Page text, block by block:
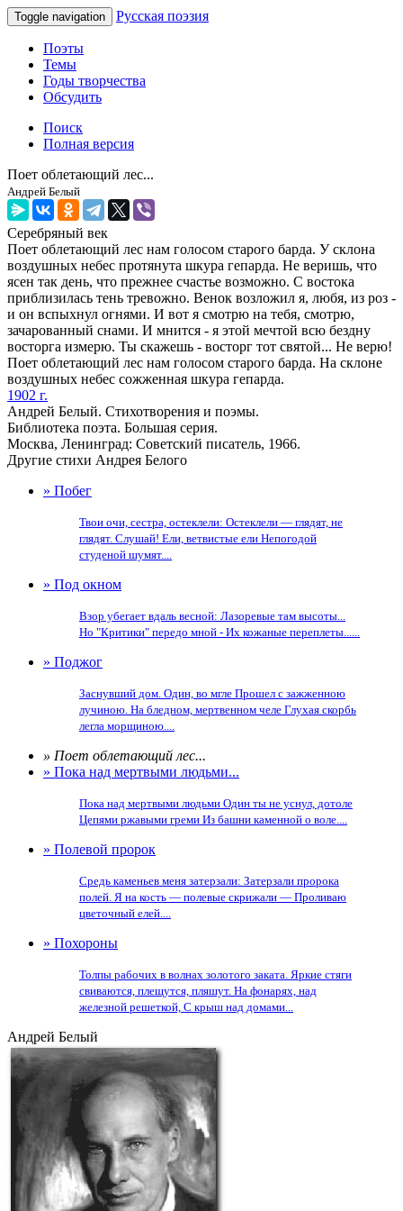
Toggle navigation Русская поэзия
Поэты
Темы
Годы творчества
Обсудить
Поиск
Полная версия
Поет облетающий лес...
Андрей Белый
Серебряный век
Поет облетающий лес нам голосом старого барда. У склона
воздушных небес протянута шкура гепарда. Не веришь, что
ясен так день, что прежнее счастье возможно. С востока
приблизилась тень тревожно. Венок возложил я, любя, из роз -
и он вспыхнул огнями. И вот я смотрю на тебя, смотрю,
зачарованный снами. И мнится - я этой мечтой всю бездну
восторга измерю. Ты скажешь - восторг тот святой... Не верю!
Поет облетающий лес нам голосом старого барда. На склоне
воздушных небес сожженная шкура гепарда.
1902 г.
Андрей Белый. Стихотворения и поэмы.
Библиотека поэта. Большая серия.
Москва, Ленинград: Советский писатель, 1966.
Другие стихи Андрея Белого
» Побег
Твои очи, сестра, остеклели: Остеклели — глядят, не
глядят. Слушай! Ели, ветвистые ели Непогодой
студеной шумят....
» Под окном
Взор убегает вдаль весной: Лазоревые там высоты...
Но "Критики" передо мной - Их кожаные переплеты......
» Поджог
Заснувший дом. Один, во мгле Прошел с зажженною
лучиною. На бледном, мертвенном челе Глухая скорбь
легла морщиною....
» Поет облетающий лес...
» Пока над мертвыми людьми...
Пока над мертвыми людьми Один ты не уснул, дотоле
Цепями ржавыми греми Из башни каменной о воле....
» Полевой пророк
Средь каменьев меня затерзали: Затерзали пророка
полей. Я на кость — полевые скрижали — Проливаю
цветочный елей....
» Похороны
Толпы рабочих в волнах золотого заката. Яркие стяги
свиваются, плещутся, пляшут. На фонарях, над
железной решеткой, С крыш над домами...
Андрей Белый